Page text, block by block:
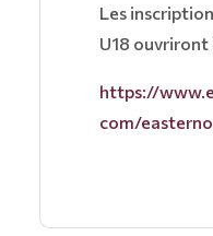
Les
U18 ouvriront
https://
com/